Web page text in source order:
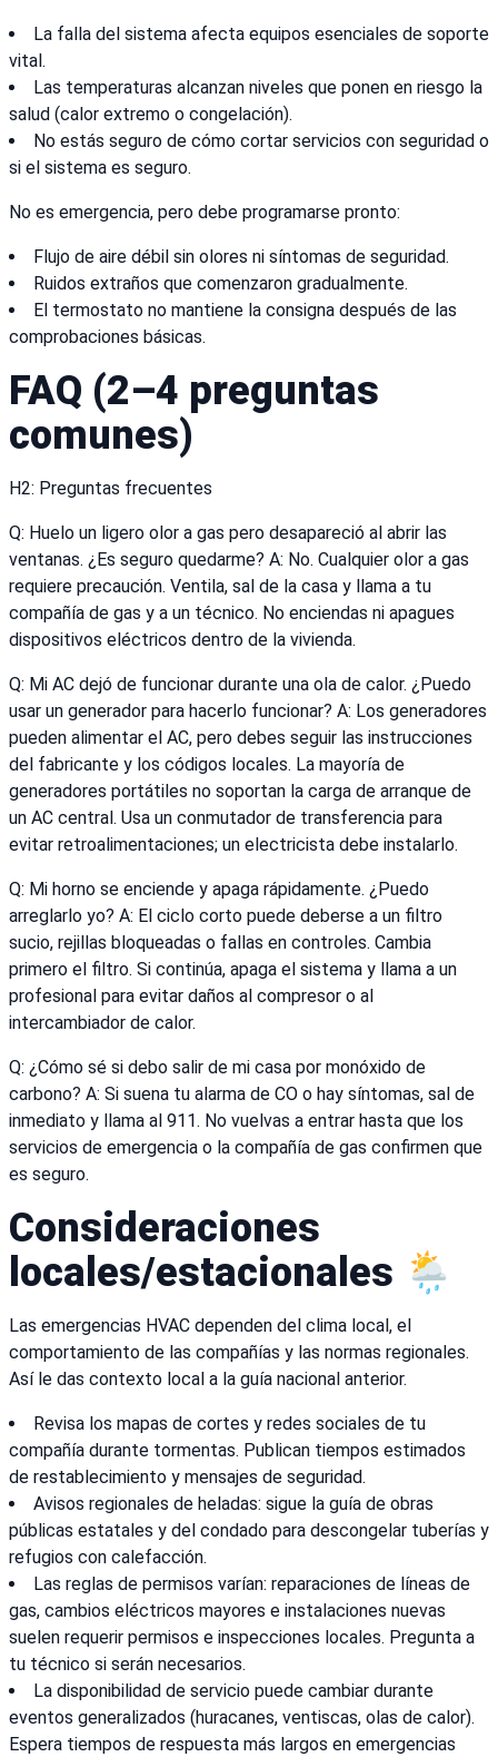
La falla del sistema afecta equipos esenciales de soporte
vital.
Las temperaturas alcanzan niveles que ponen en riesgo la
salud (calor extremo o congelación).
No estás seguro de cómo cortar servicios con seguridad o
si el sistema es seguro.
No es emergencia, pero debe programarse pronto:
Flujo de aire débil sin olores ni síntomas de seguridad.
Ruidos extraños que comenzaron gradualmente.
El termostato no mantiene la consigna después de las
comprobaciones básicas.
FAQ (2–4 preguntas
comunes)
H2: Preguntas frecuentes
Q: Huelo un ligero olor a gas pero desapareció al abrir las
ventanas. ¿Es seguro quedarme? A: No. Cualquier olor a gas
requiere precaución. Ventila, sal de la casa y llama a tu
compañía de gas y a un técnico. No enciendas ni apagues
dispositivos eléctricos dentro de la vivienda.
Q: Mi AC dejó de funcionar durante una ola de calor. ¿Puedo
usar un generador para hacerlo funcionar? A: Los generadores
pueden alimentar el AC, pero debes seguir las instrucciones
del fabricante y los códigos locales. La mayoría de
generadores portátiles no soportan la carga de arranque de
un AC central. Usa un conmutador de transferencia para
evitar retroalimentaciones; un electricista debe instalarlo.
Q: Mi horno se enciende y apaga rápidamente. ¿Puedo
arreglarlo yo? A: El ciclo corto puede deberse a un filtro
sucio, rejillas bloqueadas o fallas en controles. Cambia
primero el filtro. Si continúa, apaga el sistema y llama a un
profesional para evitar daños al compresor o al
intercambiador de calor.
Q: ¿Cómo sé si debo salir de mi casa por monóxido de
carbono? A: Si suena tu alarma de CO o hay síntomas, sal de
inmediato y llama al 911. No vuelvas a entrar hasta que los
servicios de emergencia o la compañía de gas confirmen que
es seguro.
Consideraciones
locales/estacionales 🌦️
Las emergencias HVAC dependen del clima local, el
comportamiento de las compañías y las normas regionales.
Así le das contexto local a la guía nacional anterior.
Revisa los mapas de cortes y redes sociales de tu
compañía durante tormentas. Publican tiempos estimados
de restablecimiento y mensajes de seguridad.
Avisos regionales de heladas: sigue la guía de obras
públicas estatales y del condado para descongelar tuberías y
refugios con calefacción.
Las reglas de permisos varían: reparaciones de líneas de
gas, cambios eléctricos mayores e instalaciones nuevas
suelen requerir permisos e inspecciones locales. Pregunta a
tu técnico si serán necesarios.
La disponibilidad de servicio puede cambiar durante
eventos generalizados (huracanes, ventiscas, olas de calor).
Espera tiempos de respuesta más largos en emergencias